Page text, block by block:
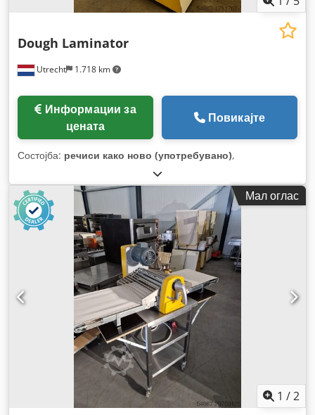
Utrecht 1.718 km
Dough Laminator
цената
Повикајте
Состојба: речиси како ново (употребувано),
Мал оглас
1 /2